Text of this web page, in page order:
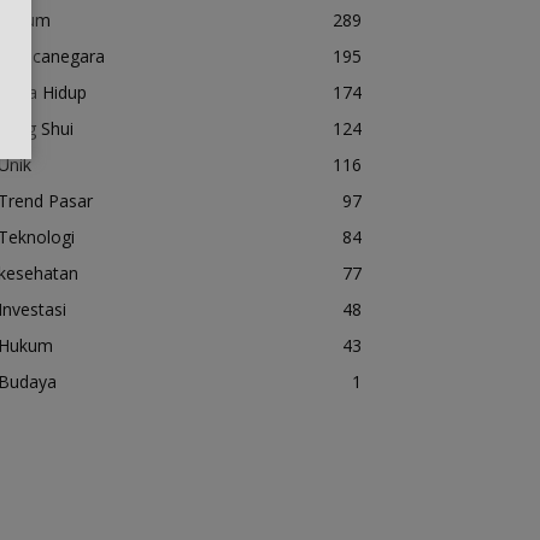
Umum
289
Mancanegara
195
Gaya Hidup
174
Feng Shui
124
116
Trend Pasar
97
Teknologi
84
kesehatan
77
Investasi
48
Hukum
43
Budaya
1